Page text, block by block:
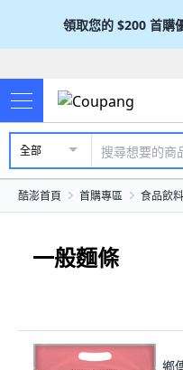
領取您的 $200 首購
全部
酷澎首頁 首購專區 食品飲料
一般麵條
鄉